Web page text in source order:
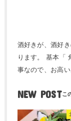
酒好きが、酒好
ります。 基本「
事なので、お高
NEW POST